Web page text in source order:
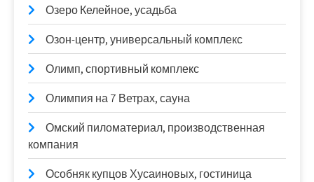
Озеро Келейное, усадьба
Озон-центр, универсальный комплекс
Олимп, спортивный комплекс
Олимпия на 7 Ветрах, сауна
Омский пиломатериал, производственная
компания
Особняк купцов Хусаиновых, гостиница